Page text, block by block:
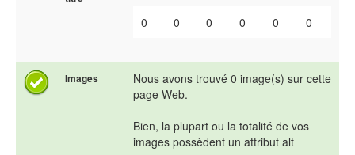
0 0 0 0 0 0
Images
Nous avons trouvé 0 image(s) sur cette
page Web.
Bien, la plupart ou la totalité de vos
images possèdent un attribut alt